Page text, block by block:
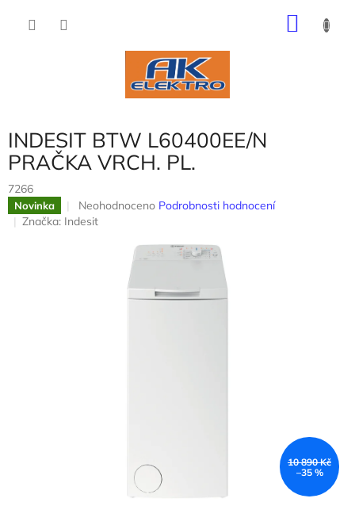
INDESIT BTW L60400EE/N
PRAČKA VRCH. PL.
7266
Novinka
Průměrné
hodnocení
Neohodnoceno Podrobnosti hodnocení
Značka: Indesit
10 890 Kč
–35 %